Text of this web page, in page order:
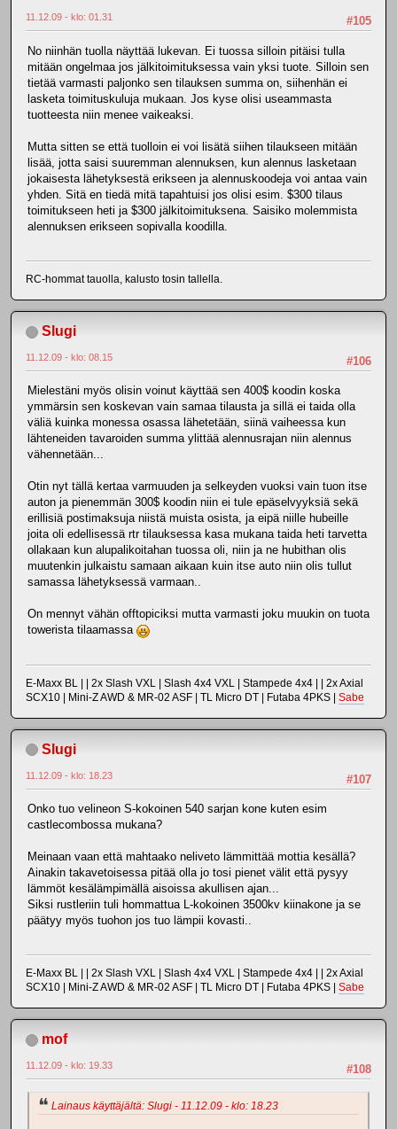
#105
11.12.09 - klo: 01.31
No niinhän tuolla näyttää lukevan. Ei tuossa silloin pitäisi tulla
mitään ongelmaa jos jälkitoimituksessa vain yksi tuote. Silloin sen
tietää varmasti paljonko sen tilauksen summa on, siihenhän ei
lasketa toimituskuluja mukaan. Jos kyse olisi useammasta
tuotteesta niin menee vaikeaksi.
Mutta sitten se että tuolloin ei voi lisätä siihen tilaukseen mitään
lisää, jotta saisi suuremman alennuksen, kun alennus lasketaan
jokaisesta lähetyksestä erikseen ja alennuskoodeja voi antaa vain
yhden. Sitä en tiedä mitä tapahtuisi jos olisi esim. $300 tilaus
toimitukseen heti ja $300 jälkitoimituksena. Saisiko molemmista
alennuksen erikseen sopivalla koodilla.
RC-hommat tauolla, kalusto tosin tallella.
Slugi
#106
11.12.09 - klo: 08.15
Mielestäni myös olisin voinut käyttää sen 400$ koodin koska
ymmärsin sen koskevan vain samaa tilausta ja sillä ei taida olla
väliä kuinka monessa osassa lähetetään, siinä vaiheessa kun
lähteneiden tavaroiden summa ylittää alennusrajan niin alennus
vähennetään...
Otin nyt tällä kertaa varmuuden ja selkeyden vuoksi vain tuon itse
auton ja pienemmän 300$ koodin niin ei tule epäselvyyksiä sekä
erillisiä postimaksuja niistä muista osista, ja eipä niille hubeille
joita oli edellisessä rtr tilauksessa kasa mukana taida heti tarvetta
ollakaan kun alupalikoitahan tuossa oli, niin ja ne hubithan olis
muutenkin julkaistu samaan aikaan kuin itse auto niin olis tullut
samassa lähetyksessä varmaan..
On mennyt vähän offtopiciksi mutta varmasti joku muukin on tuota
towerista tilaamassa
E-Maxx BL | | 2x Slash VXL | Slash 4x4 VXL | Stampede 4x4 | | 2x Axial
SCX10 | Mini-Z AWD & MR-02 ASF | TL Micro DT | Futaba 4PKS | Sabe
Slugi
#107
11.12.09 - klo: 18.23
Onko tuo velineon S-kokoinen 540 sarjan kone kuten esim
castlecombossa mukana?
Meinaan vaan että mahtaako neliveto lämmittää mottia kesällä?
Ainakin takavetoisessa pitää olla jo tosi pienet välit että pysyy
lämmöt kesälämpimällä aisoissa akullisen ajan...
Siksi rustleriin tuli hommattua L-kokoinen 3500kv kiinakone ja se
päätyy myös tuohon jos tuo lämpii kovasti..
E-Maxx BL | | 2x Slash VXL | Slash 4x4 VXL | Stampede 4x4 | | 2x Axial
SCX10 | Mini-Z AWD & MR-02 ASF | TL Micro DT | Futaba 4PKS | Sabe
mof
#108
11.12.09 - klo: 19.33
Lainaus käyttäjältä: Slugi - 11.12.09 - klo: 18.23